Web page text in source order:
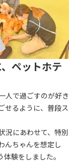
ペットホテ
人で過ごすのが好き
せるように、普段ス
況にあわせて、特別
んちゃんを想定し
験をしました。